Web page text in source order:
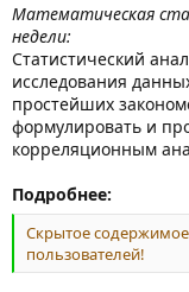
Математическая
недели:
Статистический
исследования
простейших
формулировать и
корреляционным
Подробнее:
Скрытое
пользователей!